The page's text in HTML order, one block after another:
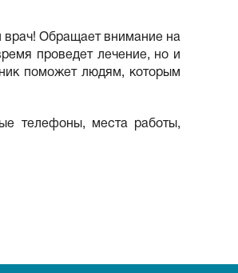
врач! Обращает внимание на
проведет лечение, но и
поможет людям, которым
телефоны, места работы,